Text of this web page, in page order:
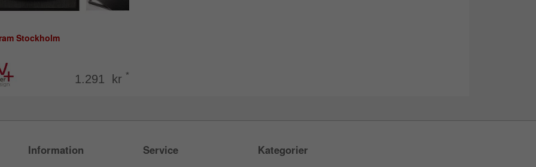
Stockholm
1.291 kr *
Information Service Kategorier